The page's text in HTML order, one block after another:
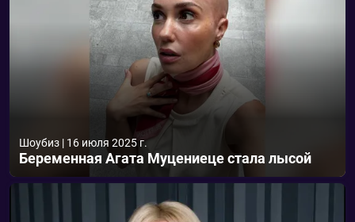
Шоубиз | 16 июля 2025 г.
Беременная Агата Муцениеце стала лысой